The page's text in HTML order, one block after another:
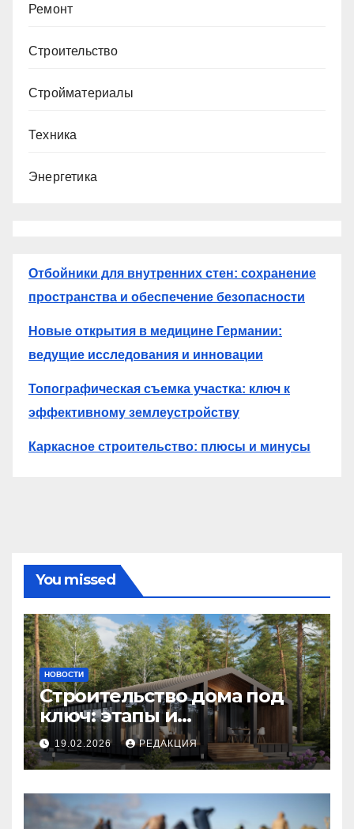
Ремонт
Строительство
Стройматериалы
Техника
Энергетика
Отбойники для внутренних стен: сохранение
пространства и обеспечение безопасности
Новые открытия в медицине Германии:
ведущие исследования и инновации
Топографическая съемка участка: ключ к
эффективному землеустройству
Каркасное строительство: плюсы и минусы
You missed
НОВОСТИ
Строительство дома под
ключ: этапы и
планирование бюджета
19.02.2026 РЕДАКЦИЯ